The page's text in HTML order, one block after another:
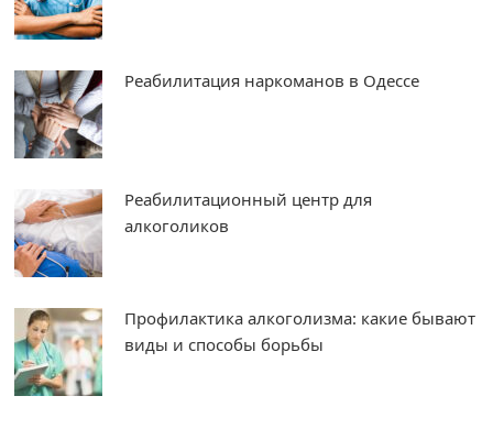
Реабилитация наркоманов в Одессе
Реабилитационный центр для
алкоголиков
Профилактика алкоголизма: какие бывают
виды и способы борьбы